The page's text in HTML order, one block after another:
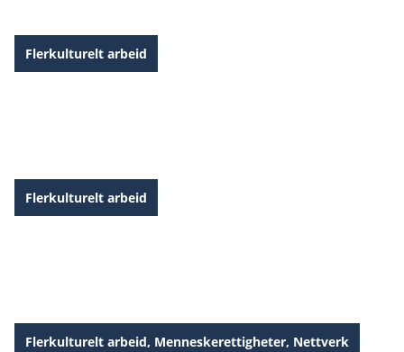
Flerkulturelt arbeid
Flerkulturelt arbeid
Flerkulturelt arbeid, Menneskerettigheter, Nettverk